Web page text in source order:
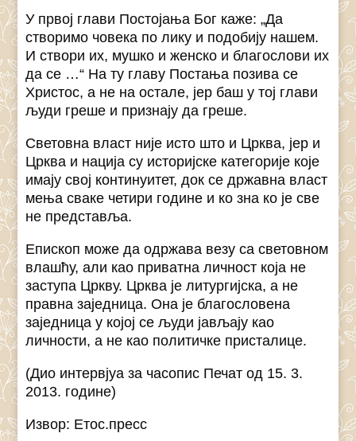
У првој глави Постојања Бог каже: „Да
створимо човека по лику и подобију нашем.
И створи их, мушко и женско и благослови их
да се …“ На ту главу Постања позива се
Христос, а не на остале, јер баш у тој глави
људи греше и признају да греше.
Световна власт није исто што и Црква, јер и
Црква и нација су историјске категорије које
имају свој континуитет, док се државна власт
мења сваке четири године и ко зна ко је све
не представља.
Епископ може да одржава везу са световном
влашћу, али као приватна личност која не
заступа Цркву. Црква је литургијска, а не
правна заједница. Она је благословена
заједница у којој се људи јављају као
личности, а не као политичке присталице.
(Дио интервјуа за часопис Печат од 15. 3.
2013. године)
Извор: Етос.пресс